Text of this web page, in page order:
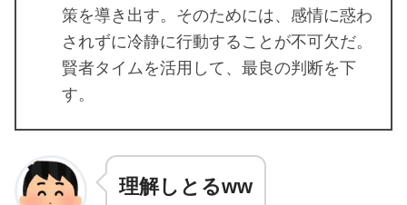
策を導き出す。そのためには、感情に惑わ
されずに冷静に行動することが不可欠だ。
賢者タイムを活用して、最良の判断を下
す。
理解しとるww